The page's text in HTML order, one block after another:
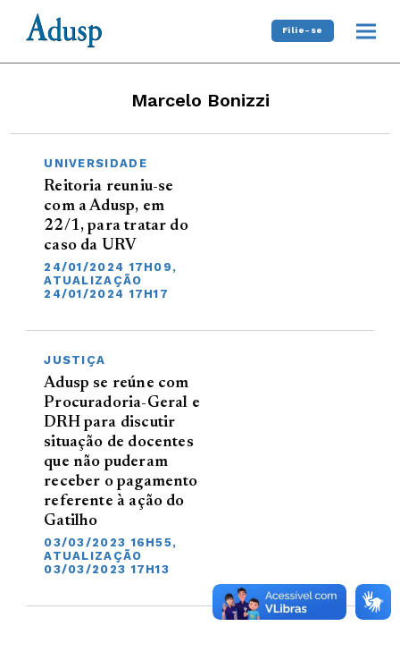
Filie-se
Marcelo Bonizzi
UNIVERSIDADE
Reitoria reuniu-se
com a Adusp, em
22/1, para tratar do
caso da URV
24/01/2024 17H09,
ATUALIZAÇÃO
24/01/2024 17H17
JUSTIÇA
Adusp se reúne com
Procuradoria-Geral e
DRH para discutir
situação de docentes
que não puderam
receber o pagamento
referente à ação do
Gatilho
03/03/2023 16H55,
ATUALIZAÇÃO
03/03/2023 17H13